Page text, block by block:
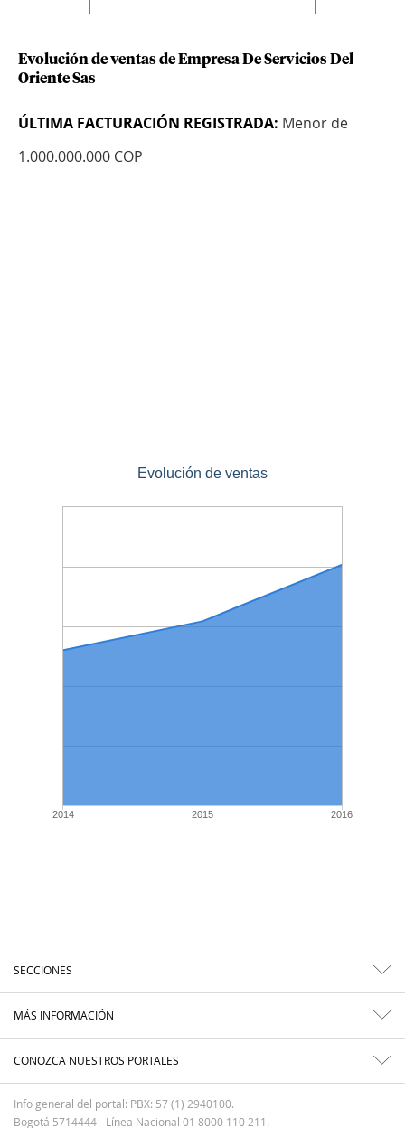
Evolución de ventas de Empresa De Servicios Del
Oriente Sas
ÚLTIMA FACTURACIÓN REGISTRADA: Menor de
1.000.000.000 COP
Evolución de ventas
2014 2015 2016
SECCIONES
MÁS INFORMACIÓN
CONOZCA NUESTROS PORTALES
Info general del portal: PBX: 57 (1) 2940100.
Bogotá 5714444 - Línea Nacional 01 8000 110 211.